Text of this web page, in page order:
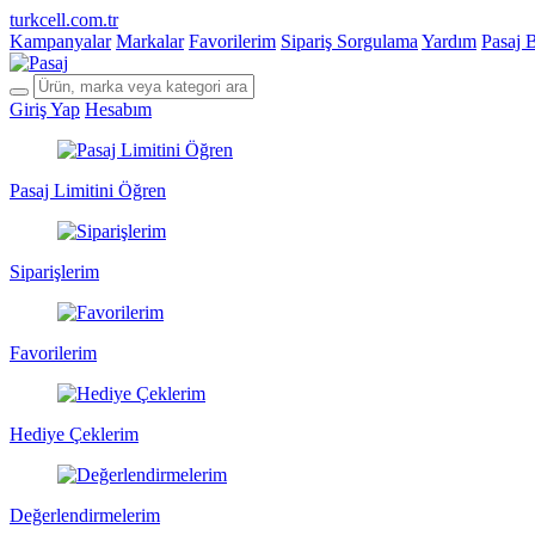
turkcell.com.tr
Kampanyalar Markalar Favorilerim Sipariş Sorgulama Yardım Pasaj
Giriş Yap Hesabım
Pasaj Limitini Öğren
Siparişlerim
Favorilerim
Hediye Çeklerim
Değerlendirmelerim